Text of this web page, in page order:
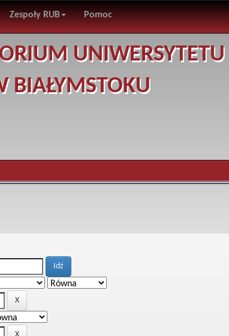
Zespoły RUB Pomoc
UNIWERSYTETU
BIAŁYMSTOKU